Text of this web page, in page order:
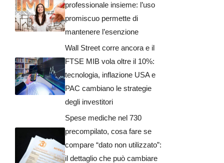
professionale insieme: l’uso
promiscuo permette di
mantenere l’esenzione
Wall Street corre ancora e il
FTSE MIB vola oltre il 10%:
tecnologia, inflazione USA e
PAC cambiano le strategie
degli investitori
Spese mediche nel 730
precompilato, cosa fare se
compare “dato non utilizzato”:
il dettaglio che può cambiare